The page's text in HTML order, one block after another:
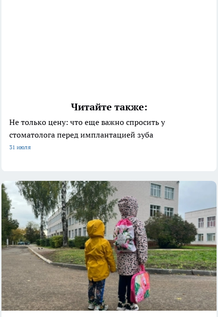
Читайте также:
Не только цену: что еще важно спросить у
стоматолога перед имплантацией зуба
31 июля